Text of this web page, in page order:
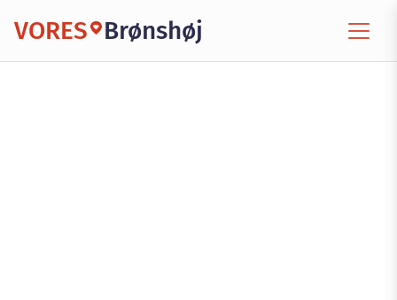
VORES Brønshøj